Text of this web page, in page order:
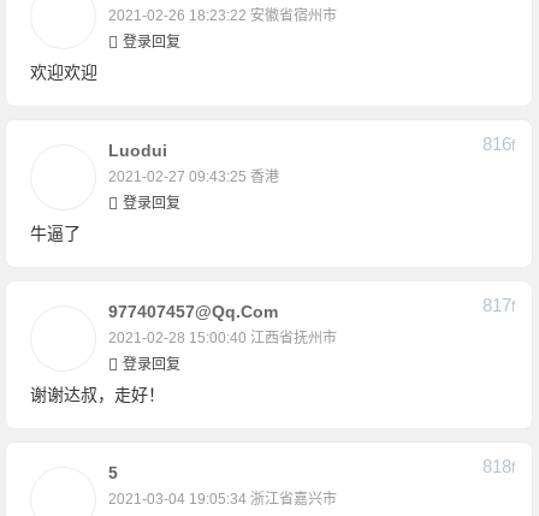
2021-02-26 18:23:22 安徽省宿州市
登录回复
欢迎欢迎
Luodui
2021-02-27 09:43:25 香港
816F
登录回复
牛逼了
977407457@qq.com
2021-02-28 15:00:40 江西省抚州市
817F
登录回复
谢谢达叔，走好！
5
2021-03-04 19:05:34 浙江省嘉兴市
818F